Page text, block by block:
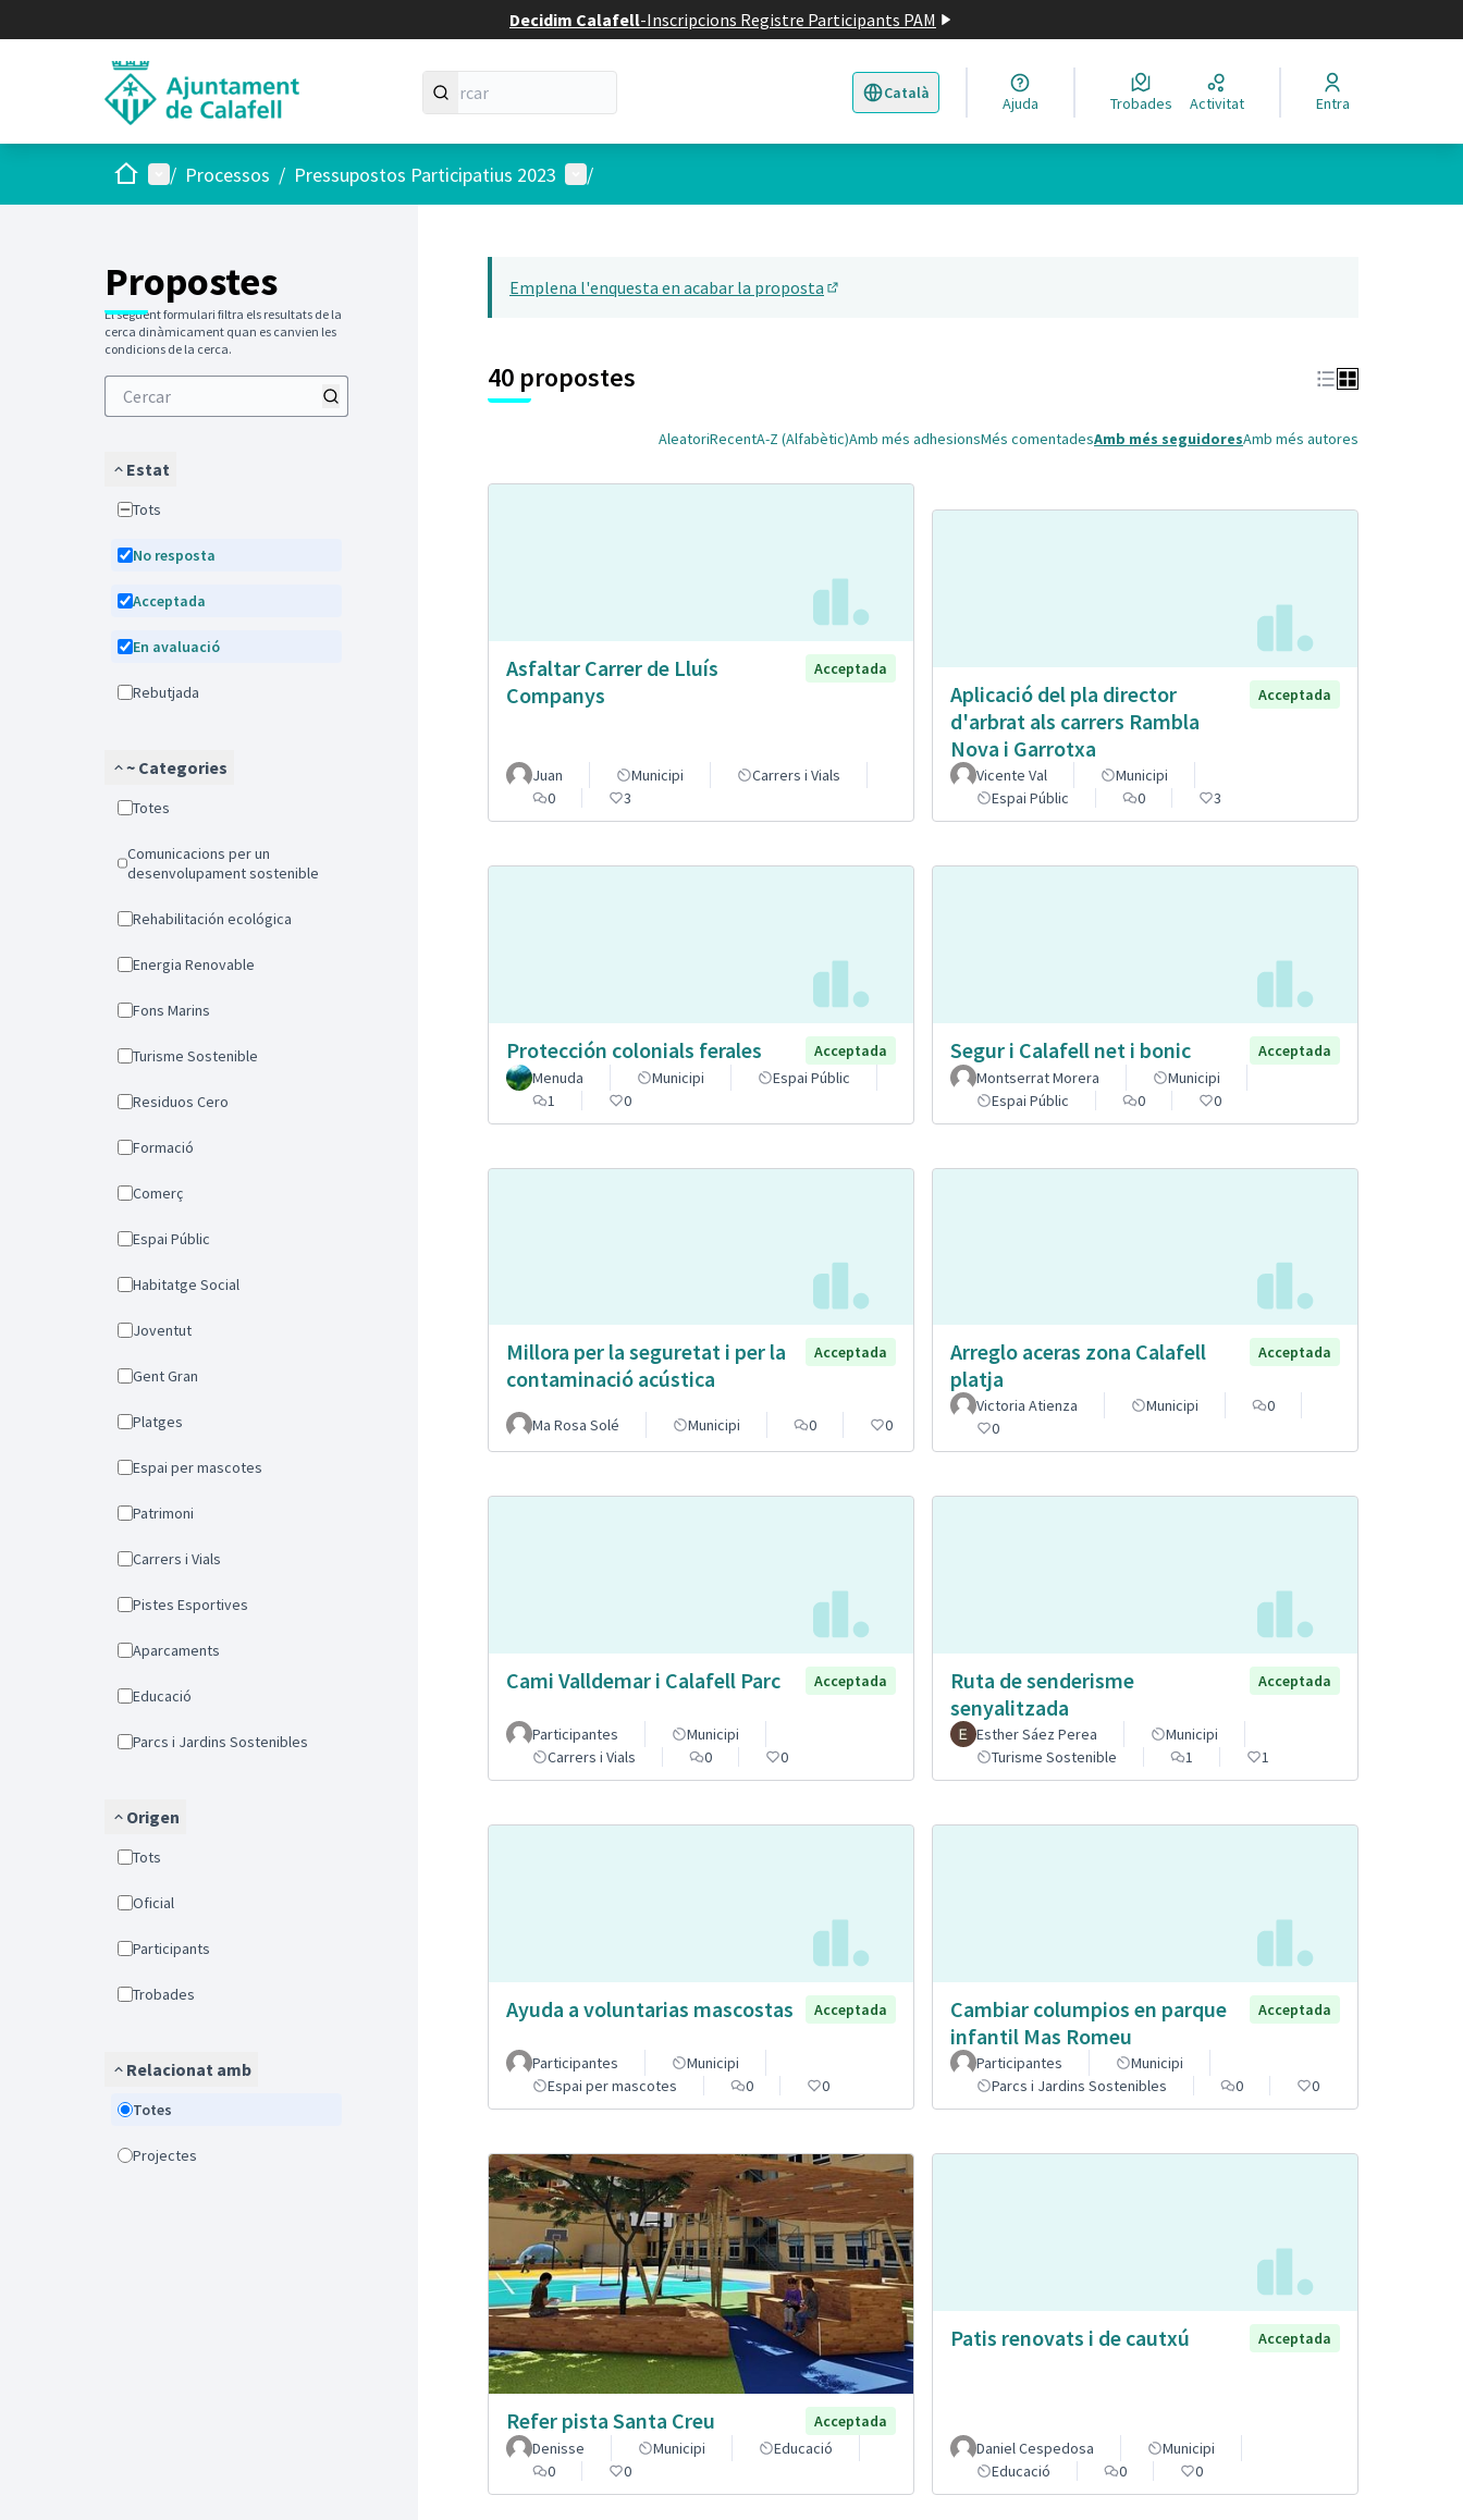
Decidim Calafell-Inscripcions Registre Participants PAM
Català
Triar la llengua Elegir el idioma
Ajuda Trobades Activitat Entra
Inici Menú principal
/ Processos / Pressupostos Participatius 2023 Menú d'usuari
/
Propostes
El següent formulari filtra els resultats de la
cerca dinàmicament quan es canvien les
condicions de la cerca.
Estat
Tots
No resposta
Acceptada
En avaluació
Rebutjada
~ Categories
Totes
Comunicacions per un
desenvolupament sostenible
Rehabilitación ecológica
Energia Renovable
Fons Marins
Turisme Sostenible
Residuos Cero
Formació
Comerç
Espai Públic
Habitatge Social
Joventut
Gent Gran
Platges
Espai per mascotes
Patrimoni
Carrers i Vials
Pistes Esportives
Aparcaments
Educació
Parcs i Jardins Sostenibles
Origen
Tots
Oficial
Participants
Trobades
Relacionat amb
Totes
Projectes
22
Emplena l'enquesta en acabar la proposta
40 propostes
AleatoriRecentA-Z (Alfabètic)Amb més adhesionsMés comentadesAmb més seguidoresAmb més autores
Asfaltar Carrer de Lluís
Companys
Acceptada
Juan Municipi
Carrers i Vials
0
3
Aplicació del pla director
d'arbrat als carrers Rambla
Nova i Garrotxa
Acceptada
Vicente Val
Municipi
Espai Públic
0 3
Protección colonials ferales
Acceptada
Menuda
Municipi
Espai Públic
1
0
Segur i Calafell net i bonic
Acceptada
Montserrat Morera
Municipi
Espai Públic
0 0
Millora per la seguretat i per la
contaminació acústica
Acceptada
Ma Rosa Solé Municipi 0 0
Arreglo aceras zona Calafell
platja
Acceptada
Victoria Atienza Municipi
0
0
Cami Valldemar i Calafell Parc Acceptada
Participantes
Municipi
Carrers i Vials
0 0
Ruta de senderisme
senyalitzada
Acceptada
Esther Sáez Perea
Municipi
Turisme Sostenible
1 1
Ayuda a voluntarias mascostas Acceptada
Participantes
Municipi
Espai per mascotes
0 0
Cambiar columpios en parque
infantil Mas Romeu
Acceptada
Participantes
Municipi
Parcs i Jardins Sostenibles
0 0
Refer pista Santa Creu
Acceptada
Denisse
Municipi
Educació
0
0
Patis renovats i de cautxú Acceptada
Daniel Cespedosa
Municipi
Educació
0 0